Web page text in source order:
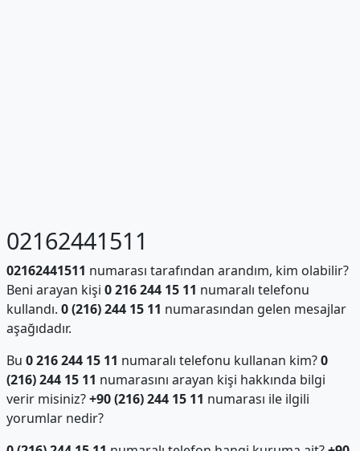
02162441511
02162441511 numarası tarafından arandım, kim olabilir?
Beni arayan kişi 0 216 244 15 11 numaralı telefonu
kullandı. 0 (216) 244 15 11 numarasından gelen mesajlar
aşağıdadır.
Bu 0 216 244 15 11 numaralı telefonu kullanan kim?0
(216) 244 15 11 numarasını arayan kişi hakkında bilgi
verir misiniz?+90 (216) 244 15 11 numarası ile ilgili
yorumlar nedir?